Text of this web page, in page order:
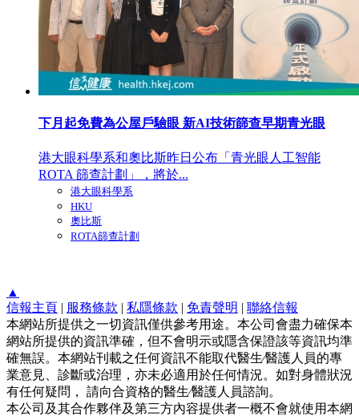
下月起免費為公屋戶驗眼 新AI技術篩查早期青光眼
港大眼科學系和奧比斯昨日公布「青光眼人工智能
ROTA 篩查計劃」，將於...
港大眼科學系
HKU
奧比斯
ROTA篩查計劃
▲
信報主頁 | 服務條款 | 私隱條款 | 免責聲明 | 聯絡信報
本網站所提供之一切資訊僅供參考用途。本公司會盡力確保本
網站所提供的資訊準確，但不會明示或隱含保證該等資訊均準
確無誤。本網站刊載之任何資訊不能取代醫生∕醫護人員的專
業意見、診斷或治理，亦未必適用於任何情況。如對身體狀況
有任何疑問， 請向合資格的醫生∕醫護人員諮詢。
本公司及其合作夥伴及第三方內容提供者一概不會就使用本網